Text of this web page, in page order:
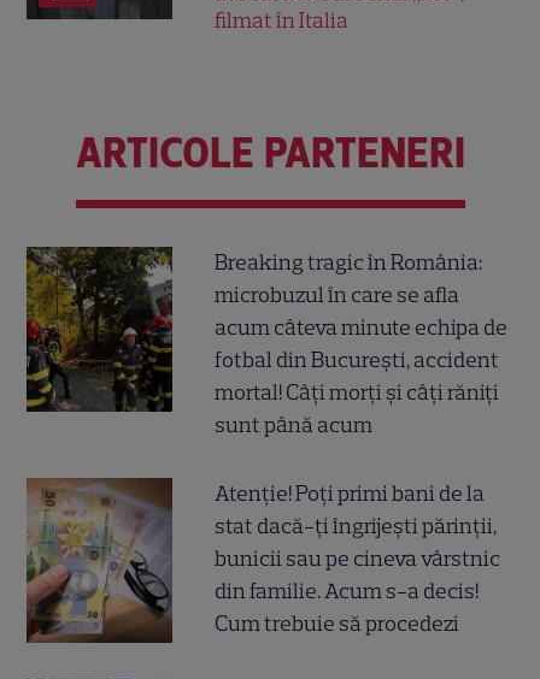
filmat în Italia
ARTICOLE PARTENERI
Breaking tragic în România:
microbuzul în care se afla
acum câteva minute echipa de
fotbal din București, accident
mortal! Câți morți și câți răniți
sunt până acum
Atenție! Poți primi bani de la
stat dacă-ți îngrijești părinții,
bunicii sau pe cineva vârstnic
din familie. Acum s-a decis!
Cum trebuie să procedezi